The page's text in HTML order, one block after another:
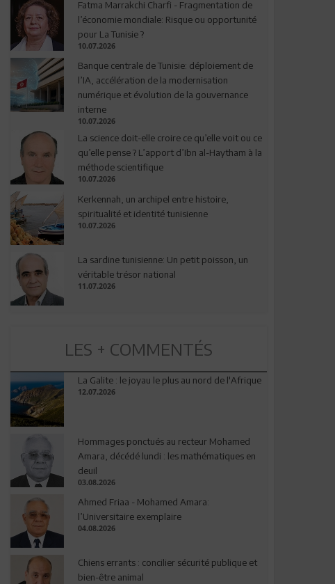
Fatma Marrakchi Charfi - Fragmentation de
l’économie mondiale: Risque ou opportunité
pour La Tunisie ?
10.07.2026
Banque centrale de Tunisie: déploiement de
l’IA, accélération de la modernisation
numérique et évolution de la gouvernance
interne
10.07.2026
La science doit-elle croire ce qu’elle voit ou ce
qu’elle pense ? L’apport d’Ibn al-Haytham à la
méthode scientifique
10.07.2026
Kerkennah, un archipel entre histoire,
spiritualité et identité tunisienne
10.07.2026
La sardine tunisienne: Un petit poisson, un
véritable trésor national
11.07.2026
LES + COMMENTÉS
La Galite : le joyau le plus au nord de l'Afrique
12.07.2026
Hommages ponctués au recteur Mohamed
Amara, décédé lundi : les mathématiques en
deuil
03.08.2026
Ahmed Friaa - Mohamed Amara:
l’Universitaire exemplaire
04.08.2026
Chiens errants : concilier sécurité publique et
bien-être animal